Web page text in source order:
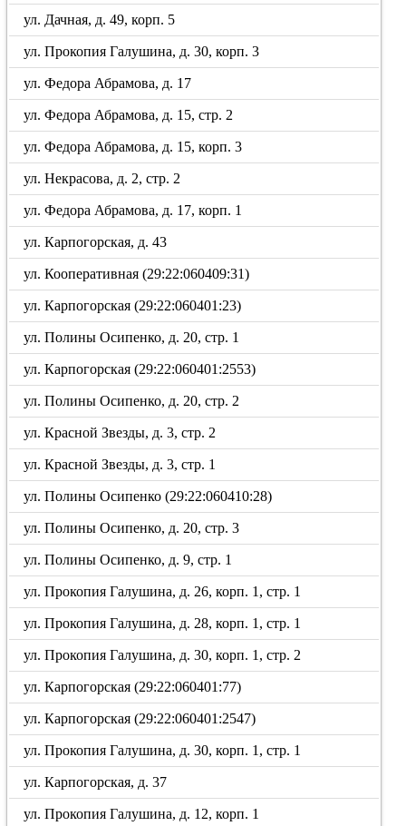
ул. Дачная, д. 49, корп. 5
ул. Прокопия Галушина, д. 30, корп. 3
ул. Федора Абрамова, д. 17
ул. Федора Абрамова, д. 15, стр. 2
ул. Федора Абрамова, д. 15, корп. 3
ул. Некрасова, д. 2, стр. 2
ул. Федора Абрамова, д. 17, корп. 1
ул. Карпогорская, д. 43
ул. Кооперативная (29:22:060409:31)
ул. Карпогорская (29:22:060401:23)
ул. Полины Осипенко, д. 20, стр. 1
ул. Карпогорская (29:22:060401:2553)
ул. Полины Осипенко, д. 20, стр. 2
ул. Красной Звезды, д. 3, стр. 2
ул. Красной Звезды, д. 3, стр. 1
ул. Полины Осипенко (29:22:060410:28)
ул. Полины Осипенко, д. 20, стр. 3
ул. Полины Осипенко, д. 9, стр. 1
ул. Прокопия Галушина, д. 26, корп. 1, стр. 1
ул. Прокопия Галушина, д. 28, корп. 1, стр. 1
ул. Прокопия Галушина, д. 30, корп. 1, стр. 2
ул. Карпогорская (29:22:060401:77)
ул. Карпогорская (29:22:060401:2547)
ул. Прокопия Галушина, д. 30, корп. 1, стр. 1
ул. Карпогорская, д. 37
ул. Прокопия Галушина, д. 12, корп. 1